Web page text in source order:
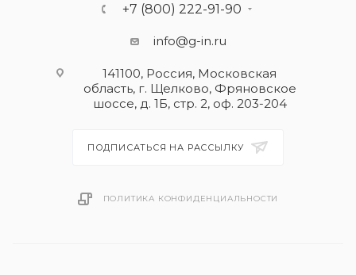
+7 (800) 222-91-90
info@g-in.ru
141100, Россия, Московская
область, г. Щелково, Фряновское
шоссе, д. 1Б, стр. 2, оф. 203-204
ПОДПИСАТЬСЯ НА РАССЫЛКУ
ПОЛИТИКА КОНФИДЕНЦИАЛЬНОСТИ